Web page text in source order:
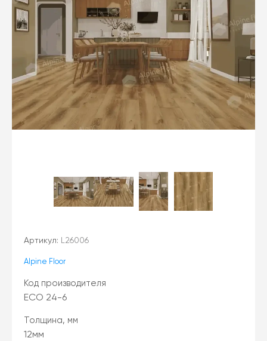
Артикул: L26006
Alpine Floor
Код производителя
ECO 24-6
Толщина, мм
12мм